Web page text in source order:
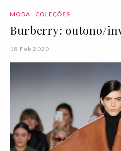
MODA COLEÇÕES
Burberry: outono/
18 Feb 2020